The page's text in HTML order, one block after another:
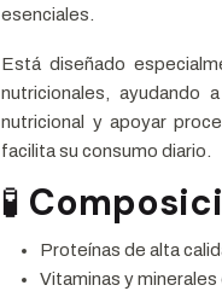
esenciales.
Está diseñado
nutricionales, ayudando
nutricional y apoyar
facilita su consumo diario.
🧪
Proteínas de alta
Vitaminas y